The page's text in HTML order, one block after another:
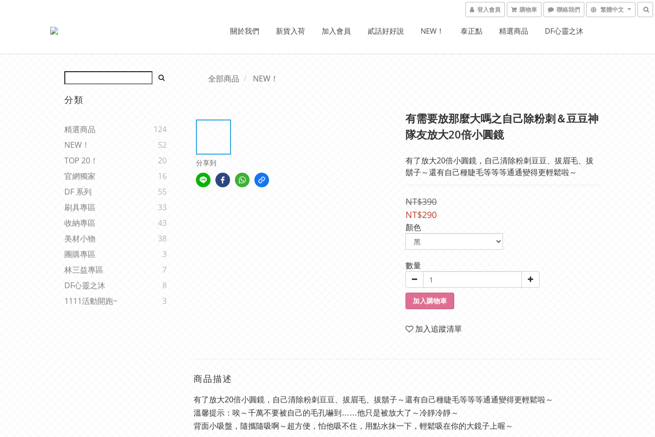
登入會員 購物車 聯絡我們 繁體中文
關於我們 新貨入荷 加入會員 貳話好好說 NEW！ 泰正點 精選商品 DF心靈之沐
分類
精選商品
124
NEW！
52
TOP 20！
20
官網獨家
16
DF 系列
55
刷具專區
33
收納專區
43
美材小物
38
團購專區
3
林三益專區
7
DF心靈之沐
8
1111活動開跑~
3
全部商品 NEW！
分享到
有需要放那麼大嗎之自己除粉刺＆豆豆神
隊友放大20倍小圓鏡
有了放大20倍小圓鏡，自己清除粉刺豆豆、拔眉毛、拔
鬍子～還有自己種睫毛等等等通通變得更輕鬆啦～
NT$390
NT$290
顏色
數量
加入購物車
加入追蹤清單
商品描述
有了放大20倍小圓鏡，自己清除粉刺豆豆、拔眉毛、拔鬍子～還有自己種睫毛等等等通通變得更輕鬆啦～
溫馨提示：唉～千萬不要被自己的毛孔嚇到……他只是被放大了～冷靜冷靜～
背面小吸盤，隨攜隨吸啊～超方便，怕他吸不住，用點水抹一下，輕鬆吸在你的大鏡子上喔～